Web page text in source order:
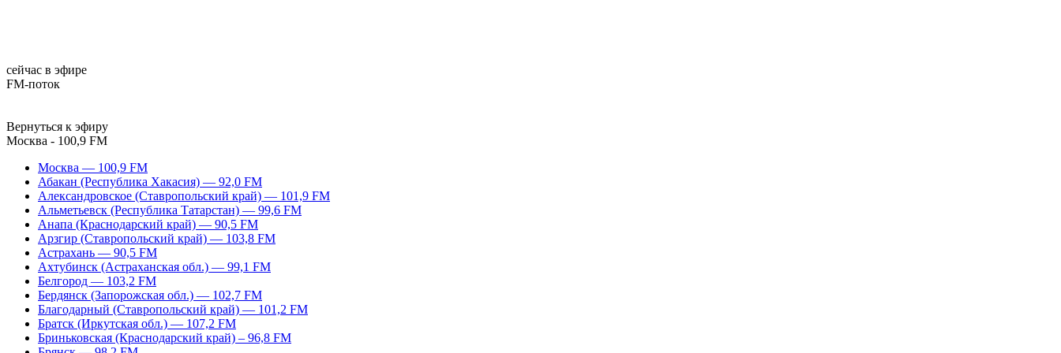
сейчас в эфире
FM-поток
Вернуться к эфиру
Москва - 100,9 FM
Москва — 100,9 FM
Абакан (Республика Хакасия) — 92,0 FM
Александровское (Ставропольский край) — 101,9 FM
Альметьевск (Республика Татарстан) — 99,6 FM
Анапа (Краснодарский край) — 90,5 FM
Арзгир (Ставропольский край) — 103,8 FM
Астрахань — 90,5 FM
Ахтубинск (Астраханская обл.) — 99,1 FM
Белгород — 103,2 FM
Бердянск (Запорожская обл.) — 102,7 FM
Благодарный (Ставропольский край) — 101,2 FM
Братск (Иркутская обл.) — 107,2 FM
Бриньковская (Краснодарский край) – 96,8 FM